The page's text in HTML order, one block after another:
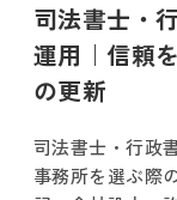
司法書士・
運用｜信頼
の更新
司法書士・行政
事務所を選ぶ際